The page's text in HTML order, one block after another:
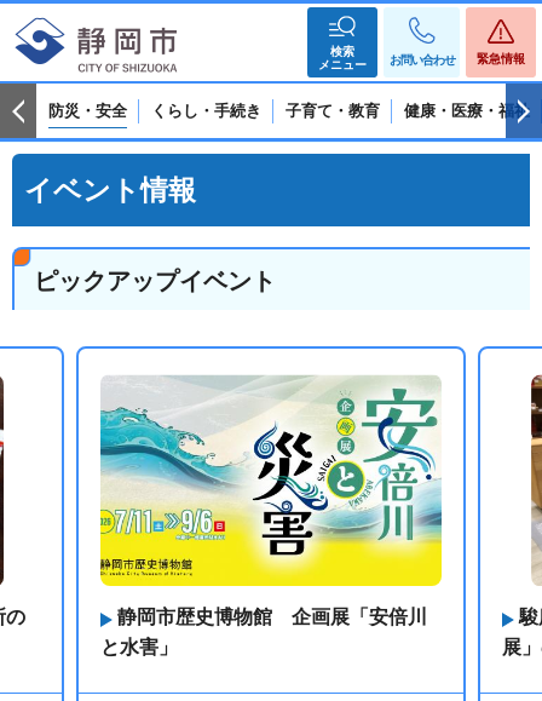
検索
メニュー
お問い合わせ 緊急情報
防災・安全 くらし・手続き 子育て・教育 健康・医療・福祉
イベント情報
ピックアップイベント
の
静岡市歴史博物館 企画展「安倍川
と水害」
駿
展